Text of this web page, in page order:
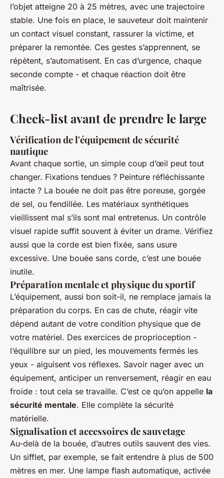
l’objet atteigne 20 à 25 mètres, avec une trajectoire
stable. Une fois en place, le sauveteur doit maintenir
un contact visuel constant, rassurer la victime, et
préparer la remontée. Ces gestes s’apprennent, se
répètent, s’automatisent. En cas d’urgence, chaque
seconde compte - et chaque réaction doit être
maîtrisée.
Check-list avant de prendre le large
Vérification de l'équipement de sécurité
nautique
Avant chaque sortie, un simple coup d’œil peut tout
changer. Fixations tendues ? Peinture réfléchissante
intacte ? La bouée ne doit pas être poreuse, gorgée
de sel, ou fendillée. Les matériaux synthétiques
vieillissent mal s’ils sont mal entretenus. Un contrôle
visuel rapide suffit souvent à éviter un drame. Vérifiez
aussi que la corde est bien fixée, sans usure
excessive. Une bouée sans corde, c’est une bouée
inutile.
Préparation mentale et physique du sportif
L’équipement, aussi bon soit-il, ne remplace jamais la
préparation du corps. En cas de chute, réagir vite
dépend autant de votre condition physique que de
votre matériel. Des exercices de proprioception -
l’équilibre sur un pied, les mouvements fermés les
yeux - aiguisent vos réflexes. Savoir nager avec un
équipement, anticiper un renversement, réagir en eau
froide : tout cela se travaille. C’est ce qu’on appelle la
sécurité mentale. Elle complète la sécurité
matérielle.
Signalisation et accessoires de sauvetage
Au-delà de la bouée, d’autres outils sauvent des vies.
Un sifflet, par exemple, se fait entendre à plus de 500
mètres en mer. Une lampe flash automatique, activée